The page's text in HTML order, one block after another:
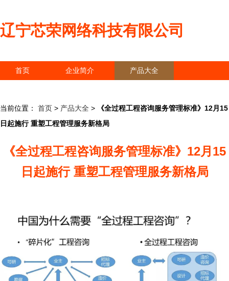
辽宁芯荣网络科技有限公司
首页 企业简介 产品大全
当前位置： 首页 > 产品大全 >
《全过程工程咨询服务管理标准》12月15
日起施行 重塑工程管理服务新格局
《全过程工程咨询服务管理标准》12月15
日起施行 重塑工程管理服务新格局